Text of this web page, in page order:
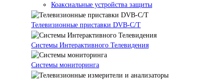
Коаксиальные устройства защиты
Телевизионные приставки DVB-C/T
Системы Интерактивного Телевидения
Системы мониторинга